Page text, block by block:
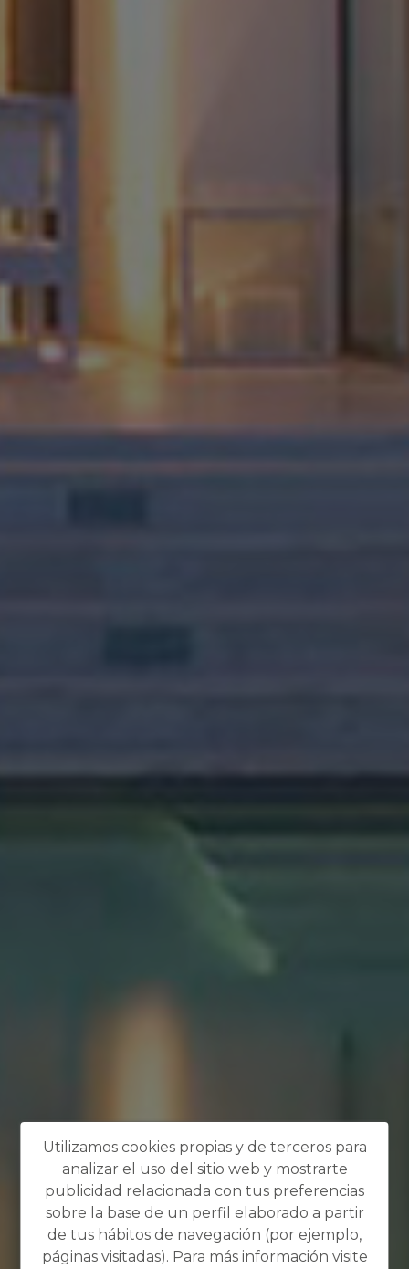
Utilizamos cookies propias y de terceros para
analizar el uso del sitio web y mostrarte
publicidad relacionada con tus preferencias
sobre la base de un perfil elaborado a partir
de tus hábitos de navegación (por ejemplo,
páginas visitadas). Para más información visite